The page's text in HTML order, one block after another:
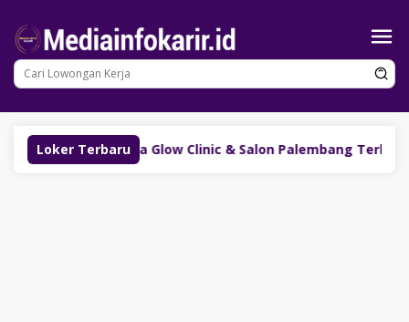
konten
Loker Terbaru
Lumina Glow Clinic & Salon Palembang Terbaru